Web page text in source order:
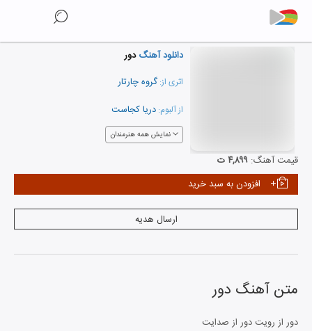
دانلود آهنگدور
اثری از: گروه چارتار
از آلبوم: دریا کجاست
نمایش همه هنرمندان
قیمت آهنگ: ۴,۸۹۹ ت
افزودن به سبد خرید
ارسال هدیه
متن آهنگ دور
دور از رویت دور از صدایت